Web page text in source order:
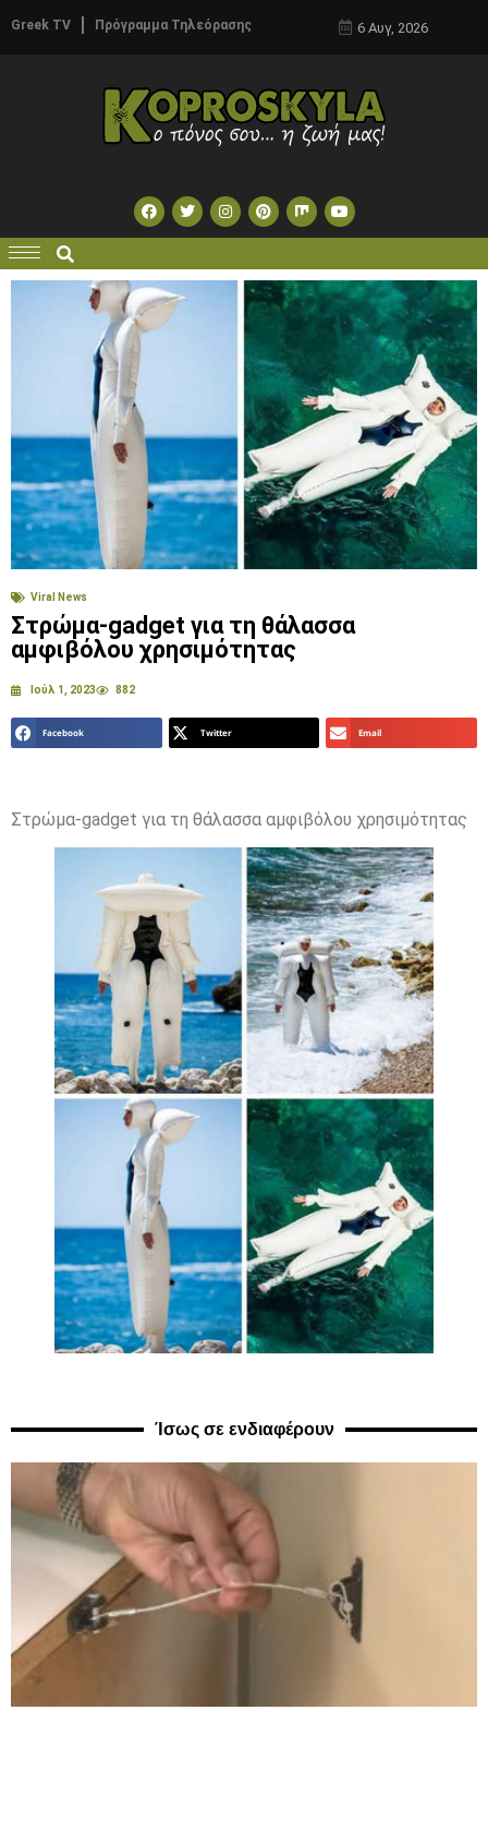
Greek TV Πρόγραμμα Τηλεόρασης 6 Αυγ, 2026
Viral News
Στρώμα-gadget για τη θάλασσα
αμφιβόλου χρησιμότητας
Ιούλ 1, 2023 882
Facebook Twitter Email
Στρώμα-gadget για τη θάλασσα αμφιβόλου χρησιμότητας
Ίσως σε ενδιαφέρουν